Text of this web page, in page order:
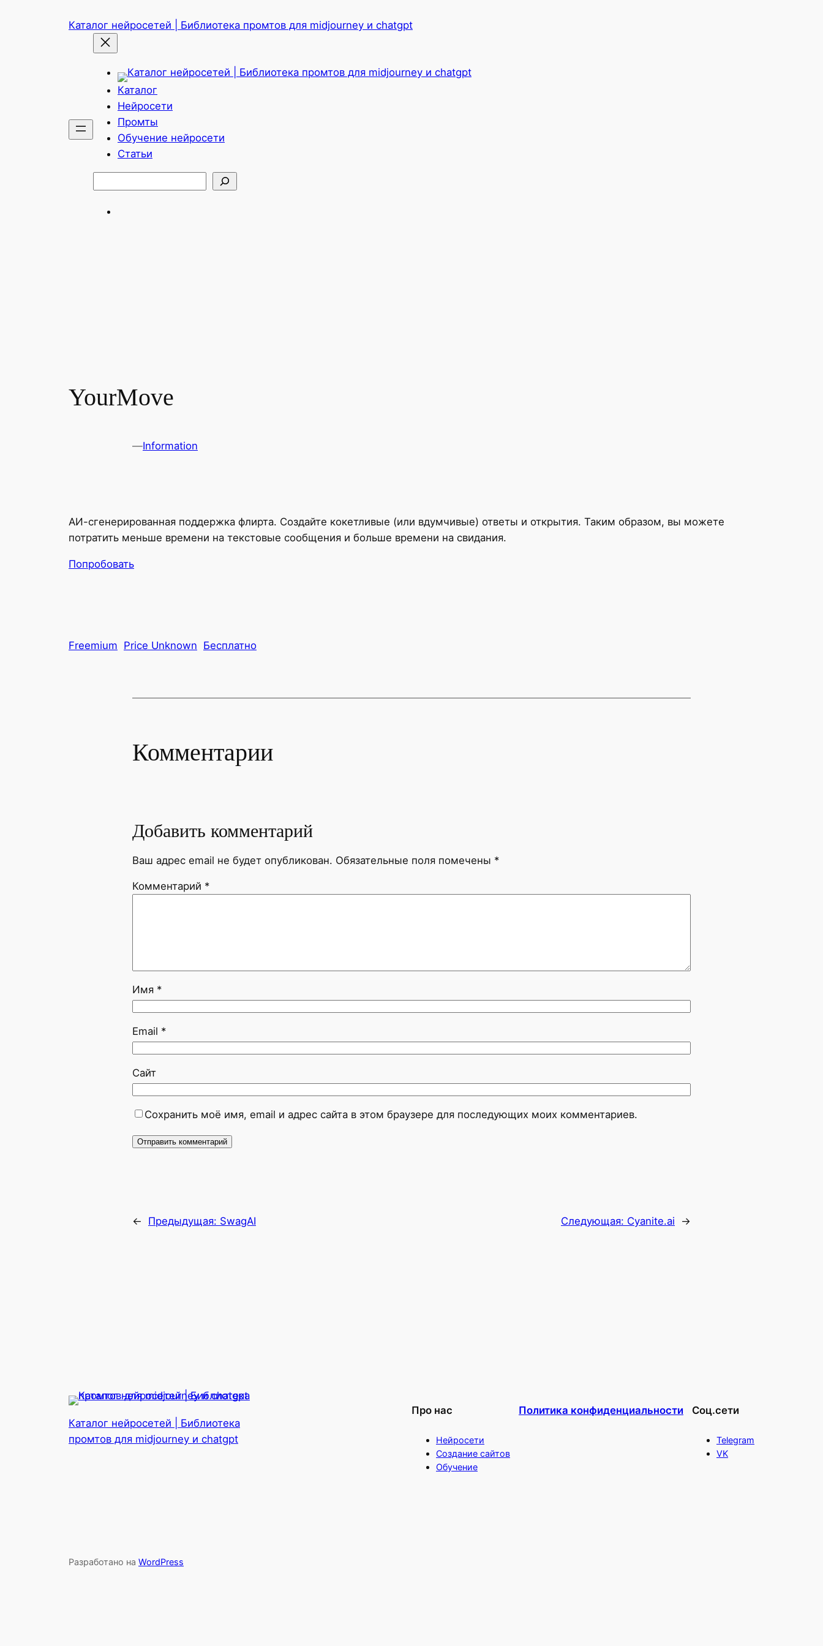
Каталог нейросетей | Библиотека промтов для midjourney и chatgpt
Каталог
Нейросети
Промты
Обучение нейросети
Статьи
YourMove
—Information
АИ-сгенерированная поддержка флирта. Создайте кокетливые (или вдумчивые) ответы и открытия. Таким образом, вы можете
потратить меньше времени на текстовые сообщения и больше времени на свидания.
Попробовать
Freemium Price Unknown Бесплатно
Комментарии
Добавить комментарий
Ваш адрес email не будет опубликован. Обязательные поля помечены *
Комментарий *
Имя *
Email *
Сайт
Сохранить моё имя, email и адрес сайта в этом браузере для последующих моих комментариев.
← Предыдущая: SwagAI Следующая: Cyanite.ai →
Каталог нейросетей | Библиотека
промтов для midjourney и chatgpt
Про нас
Нейросети
Создание сайтов
Обучение
Политика конфиденциальности Соц.сети
Telegram
VK
Разработано на WordPress